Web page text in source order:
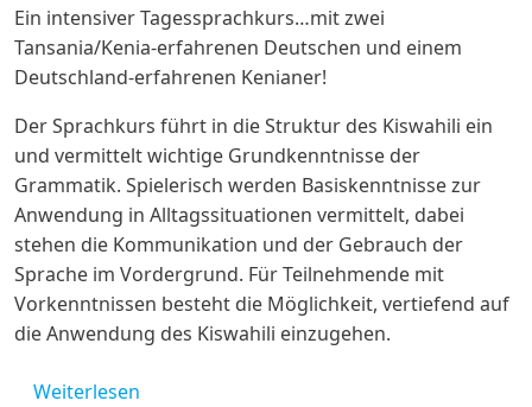
Ein intensiver Tagessprachkurs…mit zwei
Tansania/Kenia-erfahrenen Deutschen und einem
Deutschland-erfahrenen Kenianer!
Der Sprachkurs führt in die Struktur des Kiswahili ein
und vermittelt wichtige Grundkenntnisse der
Grammatik. Spielerisch werden Basiskenntnisse zur
Anwendung in Alltagssituationen vermittelt, dabei
stehen die Kommunikation und der Gebrauch der
Sprache im Vordergrund. Für Teilnehmende mit
Vorkenntnissen besteht die Möglichkeit, vertiefend auf
die Anwendung des Kiswahili einzugehen.
Weiterlesen